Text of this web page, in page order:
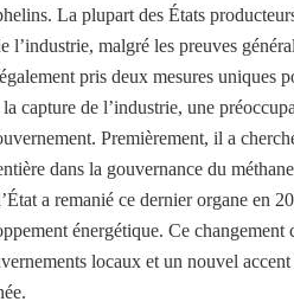
La plupart des États
l’industrie, malgré les preuves
pris deux mesures
capture de l’industrie, une
Premièrement, il a
dans la gouvernance du
a remanié ce dernier organe en
énergétique. Ce changement
locaux et un nouvel